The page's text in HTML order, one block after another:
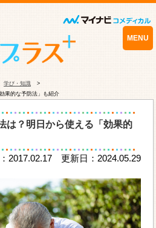
MENU
学び・知識
果的な予防法」も紹介
は？明日から使える「効果的
2017.02.17 更新日：2024.05.29